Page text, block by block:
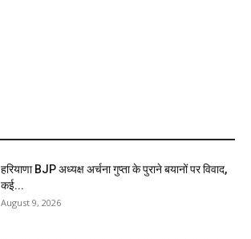
हरियाणा BJP अध्यक्ष अर्चना गुप्ता के पुराने बयानों पर विवाद,
कई...
August 9, 2026